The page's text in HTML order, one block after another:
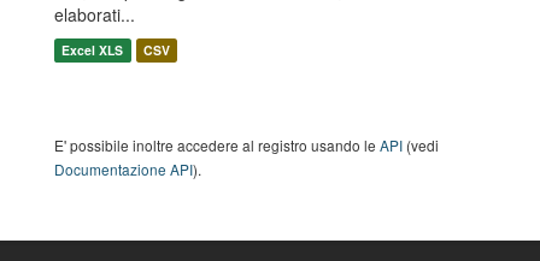
elaborati...
Excel XLS CSV
E' possibile inoltre accedere al registro usando le API (vedi
Documentazione API).